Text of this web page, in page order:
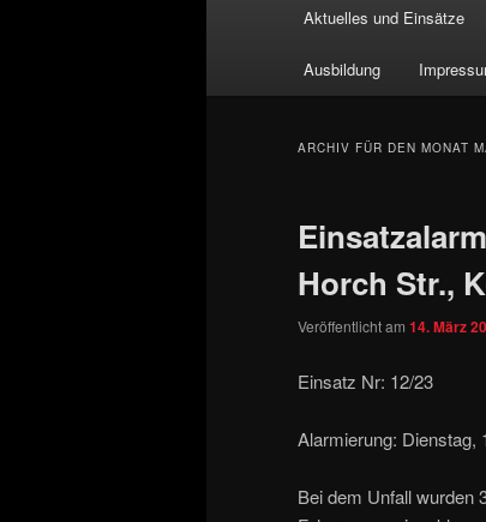
Zum Inhalt wechseln
Zum sekundären
Aktuelles und Einsätze
Ausbildung
ARCHIV FÜR DEN MONAT
Horch Str.,
Veröffentlicht am 14. März
Einsatz Nr: 12/23
Alarmierung: Dienstag,
Bei dem Unfall wurden